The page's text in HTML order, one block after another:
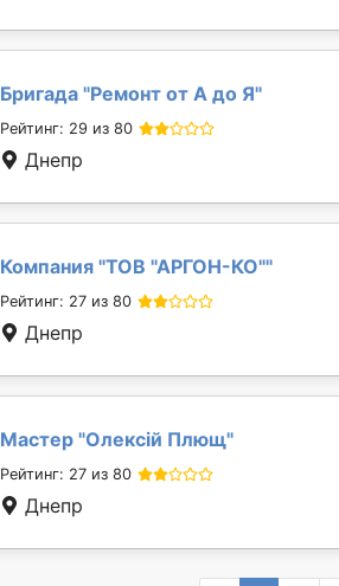
Бригада "Ремонт от А до Я"
Рейтинг: 29 из 80
Днепр
Компания "ТОВ "АРГОН-КО""
Рейтинг: 27 из 80
Днепр
Мастер "Олексій Плющ"
Рейтинг: 27 из 80
Днепр